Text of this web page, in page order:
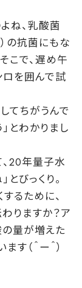
ね、乳酸菌
の抗菌にもな
こで、遅め午
ロを囲んで試
てちがうんで
とわかりまし
、20年量子水
びっくり。
るために、
りますか？ア
の量が増えた
（＾ー＾）